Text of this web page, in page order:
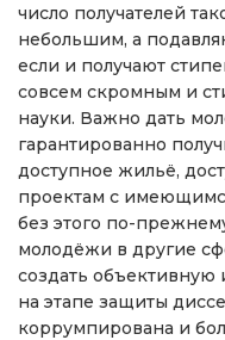
число получателей
небольшим, а
если и получают
совсем скромным и
науки. Важно дать
гарантированно
доступное жильё,
проектам с
без этого по-
молодёжи в другие
создать объективную
на этапе защиты
коррумпирована и